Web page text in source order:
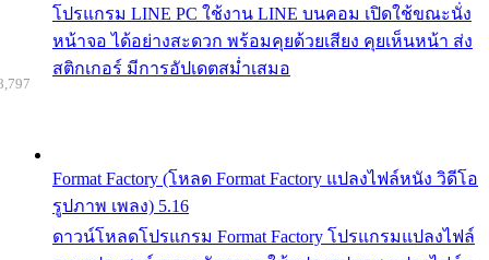
โปรแกรม LINE PC ใช้งาน LINE บนคอม เปิดใช้ขณะนั่ง
หน้าจอ ได้อย่างสะดวก พร้อมคุยด้วยเสียง คุยเห็นหน้า ส่ง
สติกเกอร์ มีการอัปเดตสม่ำเสมอ
Format Factory (โหลด Format Factory แปลงไฟล์หนัง วิดีโอ
รูปภาพ เพลง) 5.16
ดาวน์โหลดโปรแกรม Format Factory โปรแกรมแปลงไฟล์